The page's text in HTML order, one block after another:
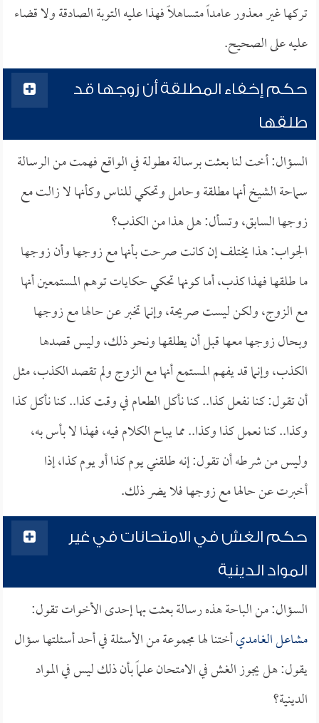
تركها غير معذور عامداً متساهلاً فهذا عليه التوبة الصادقة ولا قضاء
عليه على الصحيح.
حكم إخفاء المطلقة أن زوجها قد
طلقها
السؤال: أخت لنا بعثت برسالة مطولة في الواقع فهمت من الرسالة
سماحة الشيخ أنها مطلقة وحامل وتحكي للناس وكأنها لا زالت مع
زوجها السابق، وتسأل: هل هذا من الكذب؟
الجواب: هذا يختلف إن كانت صرحت بأنها مع زوجها وأن زوجها
ما طلقها فهذا كذب، أما كونها تحكي حكايات توهم المستمعين أنها
مع الزوج، ولكن ليست صريحة، وإنما تخبر عن حالها مع زوجها
وبحال زوجها معها قبل أن يطلقها ونحو ذلك، وليس قصدها
الكذب، وإنما قد يفهم المستمع أنها مع الزوج ولم تقصد الكذب، مثل
أن تقول: كنا نفعل كذا.. كنا نأكل الطعام في وقت كذا.. كنا نأكل كذا
وكذا.. كنا نعمل كذا وكذا.. مما يباح الكلام فيه، فهذا لا بأس به،
وليس من شرطه أن تقول: إنه طلقني يوم كذا أو يوم كذا، إذا
أخبرت عن حالها مع زوجها فلا يضر ذلك.
حكم الغش في الامتحانات في غير
المواد الدينية
السؤال: من الباحة هذه رسالة بعثت بها إحدى الأخوات تقول:
مشاعل الغامديأختنا لها مجموعة من الأسئلة في أحد أسئلتها سؤال
يقول: هل يجوز الغش في الامتحان علماً بأن ذلك ليس في المواد
الدينية؟